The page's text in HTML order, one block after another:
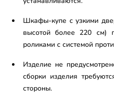
Шкафы-купе с узкими
высотой более 220 см)
роликами с системой
Изделие не
сборки изделия
стороны.